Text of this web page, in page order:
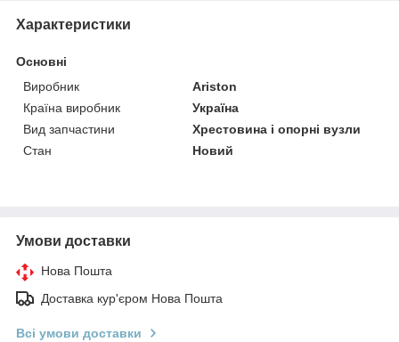
Характеристики
Основні
Виробник
Ariston
Країна виробник
Україна
Вид запчастини
Хрестовина і опорні вузли
Стан
Новий
Умови доставки
Нова Пошта
Доставка кур'єром Нова Пошта
Всі умови доставки